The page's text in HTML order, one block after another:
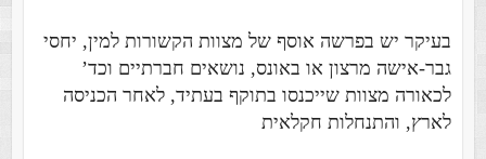
בעיקר יש בפרשה אוסף של מצוות הקשורות למין, יחסי
גבר-אישה מרצון או באונס, נושאים חברתיים וכד’
לכאורה מצוות שייכנסו בתוקף בעתיד, לאחר הכניסה
לארץ, והתנחלות חקלאית